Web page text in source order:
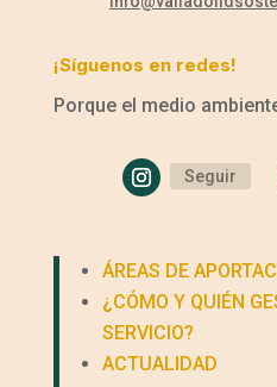
¡Síguenos en redes!
Porque el medio
Seguir
ÁREAS DE
¿CÓMO Y QUIÉN
SERVICIO?
ACTUALIDAD